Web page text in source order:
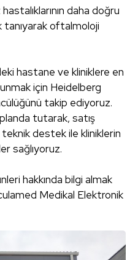
daha doğru
oftalmoloji
hastane ve kliniklere en
için Heidelberg
takip ediyoruz.
tutarak, satış
destek ile kliniklerin
sağlıyoruz.
hakkında bilgi almak
Medikal Elektronik